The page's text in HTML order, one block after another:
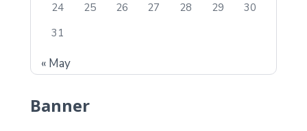
24
25 26 27 28 29
30
31
« May
Banner